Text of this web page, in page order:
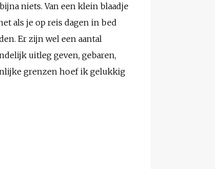
niets. Van een klein blaadje
als je op reis dagen in bed
Er zijn wel een aantal
uitleg geven, gebaren,
grenzen hoef ik gelukkig